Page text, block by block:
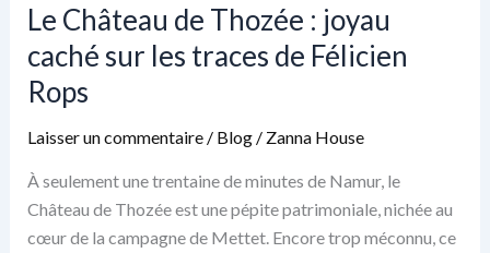
Le Château de Thozée : joyau
caché sur les traces de Félicien
Rops
Laisser un commentaire / Blog/ Zanna House
À seulement une trentaine de minutes de Namur, le
Château de Thozée est une pépite patrimoniale, nichée au
cœur de la campagne de Mettet. Encore trop méconnu, ce